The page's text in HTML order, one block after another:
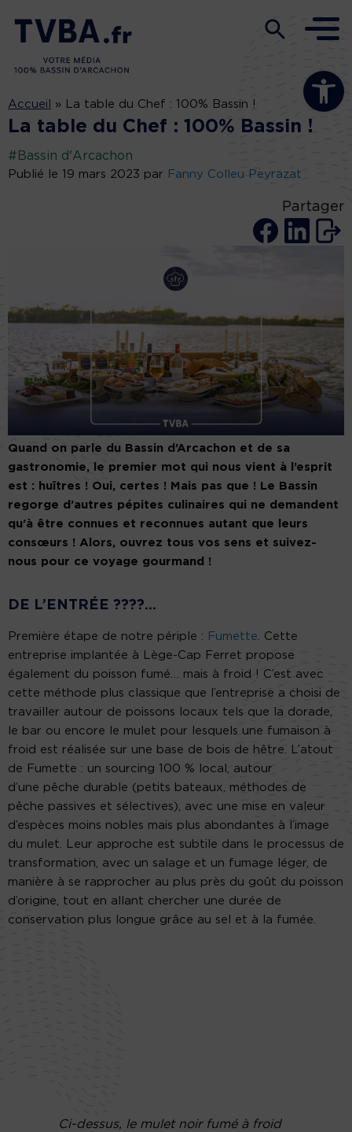
Ouvrir la
Accueil » La table du Chef : 100% Bassin !
La table du Chef : 100% Bassin !
#Bassin d'Arcachon
Publié le 19 mars 2023 par Fanny Colleu Peyrazat
Partager
Quand on parle du Bassin d’Arcachon et de sa
gastronomie, le premier mot qui nous vient à l’esprit
est : huîtres ! Oui, certes ! Mais pas que ! Le Bassin
regorge d’autres pépites culinaires qui ne demandent
qu’à être connues et reconnues autant que leurs
consœurs ! Alors, ouvrez tous vos sens et suivez-
nous pour ce voyage gourmand !
DE L’ENTRÉE ????…
Première étape de notre périple : Fumette. Cette
entreprise implantée à Lège-Cap Ferret propose
également du poisson fumé… mais à froid ! C’est avec
cette méthode plus classique que l’entreprise a choisi de
travailler autour de poissons locaux tels que la dorade,
le bar ou encore le mulet pour lesquels une fumaison à
froid est réalisée sur une base de bois de hêtre. L’atout
de Fumette : un sourcing 100 % local, autour
d’une pêche durable (petits bateaux, méthodes de
pêche passives et sélectives), avec une mise en valeur
d’espèces moins nobles mais plus abondantes à l’image
du mulet. Leur approche est subtile dans le processus de
transformation, avec un salage et un fumage léger, de
manière à se rapprocher au plus près du goût du poisson
d’origine, tout en allant chercher une durée de
conservation plus longue grâce au sel et à la fumée.
Ci-dessus, le mulet noir fumé à froid